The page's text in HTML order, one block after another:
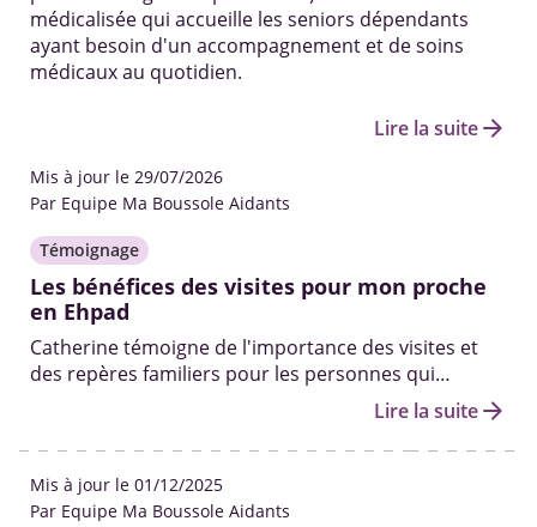
médicalisée qui accueille les seniors dépendants
ayant besoin d'un accompagnement et de soins
médicaux au quotidien.
Lire la suitearrow_forward
Mis à jour le 29/07/2026
Par Equipe Ma Boussole Aidants
Témoignage
Les bénéfices des visites pour mon proche
en Ehpad
Catherine témoigne de l'importance des visites et
des repères familiers pour les personnes qui
Lire la suitearrow_forward
Mis à jour le 01/12/2025
Par Equipe Ma Boussole Aidants